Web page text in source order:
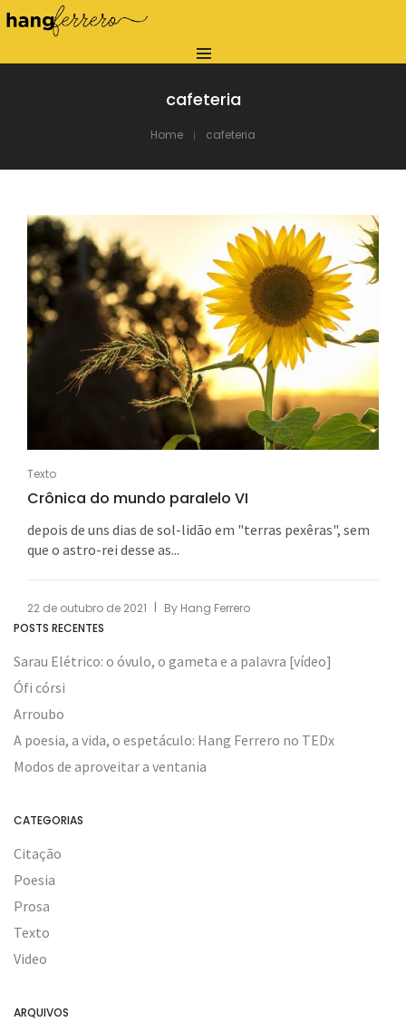
cafeteria
Home cafeteria
Texto
Crônica do mundo paralelo VI
depois de uns dias de sol-lidão em "terras pexêras", sem
que o astro-rei desse as...
22 de outubro de 2021 | By Hang Ferrero
POSTS RECENTES
Sarau Elétrico: o óvulo, o gameta e a palavra [vídeo]
Ófi córsi
Arroubo
A poesia, a vida, o espetáculo: Hang Ferrero no TEDx
Modos de aproveitar a ventania
CATEGORIAS
Citação
Poesia
Prosa
Texto
Video
ARQUIVOS